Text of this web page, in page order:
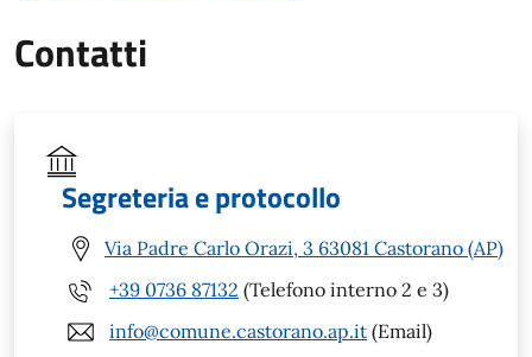
Contatti
Segreteria e protocollo
Via Padre Carlo Orazi, 3 63081 Castorano (AP)
+39 0736 87132 (Telefono interno 2 e 3)
info@comune.castorano.ap.it (Email)